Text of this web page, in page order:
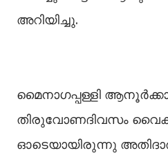
അറിയിച്ചു.
മൈനാഗപ്പള്ളി
തിരുവോണദിവസം
ഓടെയായിരുന്നു